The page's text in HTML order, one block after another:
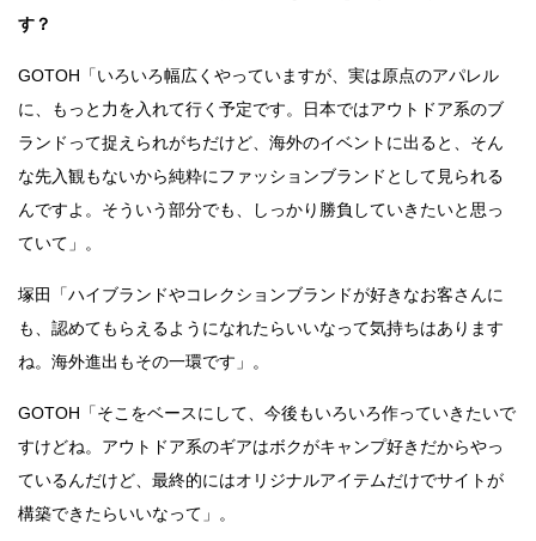
す？
GOTOH「いろいろ幅広くやっていますが、実は原点のアパレル
に、もっと力を入れて行く予定です。日本ではアウトドア系のブ
ランドって捉えられがちだけど、海外のイベントに出ると、そん
な先入観もないから純粋にファッションブランドとして見られる
んですよ。そういう部分でも、しっかり勝負していきたいと思っ
ていて」。
塚田「ハイブランドやコレクションブランドが好きなお客さんに
も、認めてもらえるようになれたらいいなって気持ちはあります
ね。海外進出もその一環です」。
GOTOH「そこをベースにして、今後もいろいろ作っていきたいで
すけどね。アウトドア系のギアはボクがキャンプ好きだからやっ
ているんだけど、最終的にはオリジナルアイテムだけでサイトが
構築できたらいいなって」。